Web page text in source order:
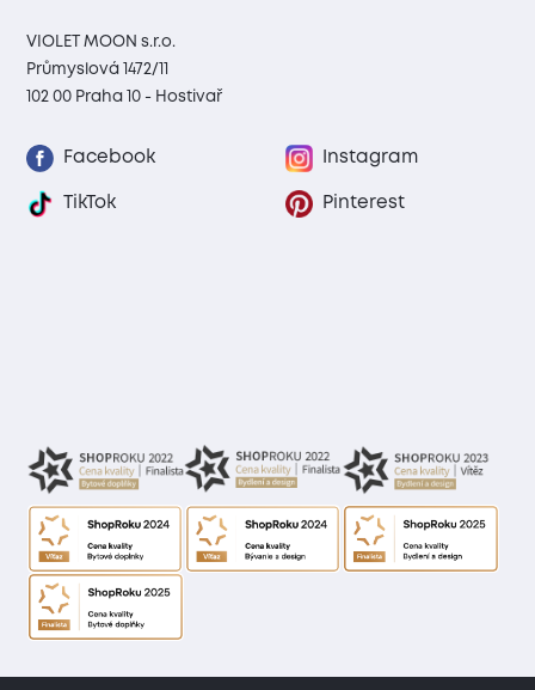
VIOLET MOON s.r.o.
Průmyslová 1472/11
102 00 Praha 10 - Hostivař
Facebook Instagram
TikTok Pinterest